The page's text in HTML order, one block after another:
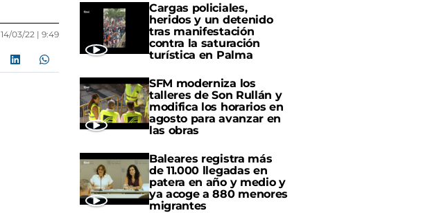
14/03/22 | 9:49
Cargas policiales,
heridos y un detenido
tras manifestación
contra la saturación
turística en Palma
SFM moderniza los
talleres de Son Rullán y
modifica los horarios en
agosto para avanzar en
las obras
Baleares registra más
de 11.000 llegadas en
patera en año y medio y
ya acoge a 880 menores
migrantes